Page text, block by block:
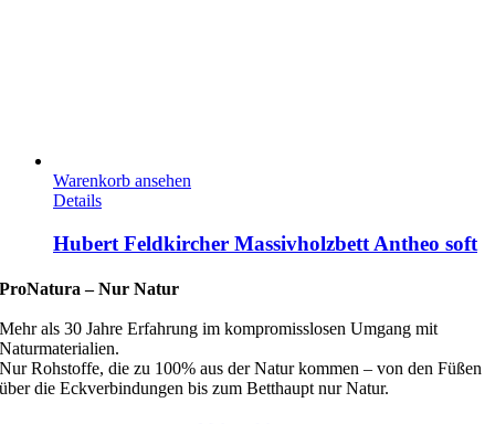
Warenkorb ansehen
Details
Hubert Feldkircher Massivholzbett Antheo soft
ProNatura –Nur Natur
Mehr als 30 Jahre Erfahrung im kompromisslosen Umgang mit
Naturmaterialien.
Nur Rohstoffe, die zu 100% aus der Natur kommen – von den Füßen
über die Eckverbindungen bis zum Betthaupt nur Natur.